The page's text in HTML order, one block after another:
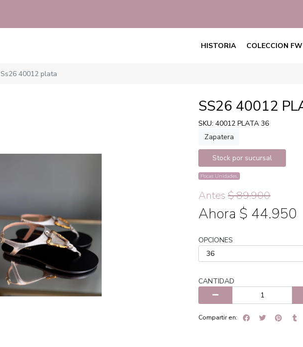
HISTORIA COLECCION
Ss26 40012 plata
SS26 40012
SKU: 40012 PLATA 36
Zapatera
Stock por sucursal
Pocas Unidades.
Antes $ 89.900
Ahora $ 44.950
OPCIONES
CANTIDAD
Compartir en: